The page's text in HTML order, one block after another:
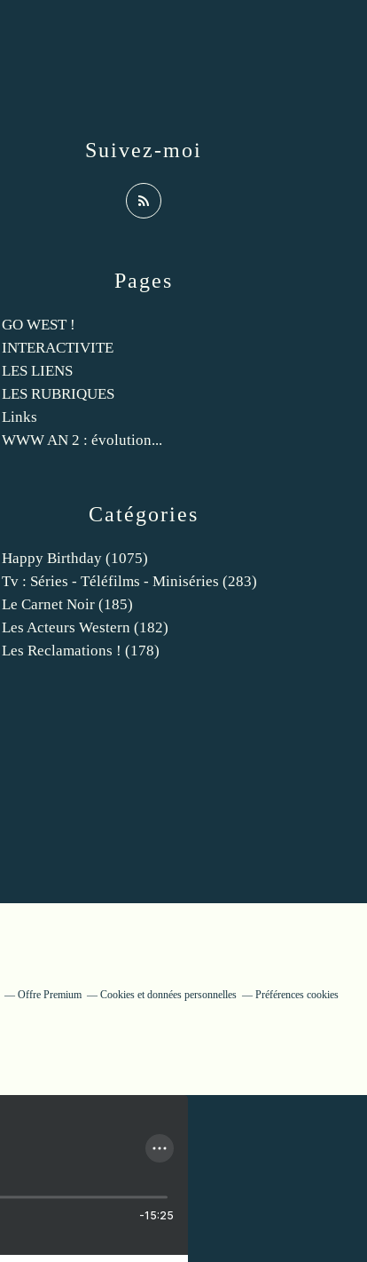
Catégories
Happy Birthday (1075)
Tv : Séries - Téléfilms - Miniséries (283)
Le Carnet Noir (185)
Les Acteurs Western (182)
Les Reclamations ! (178)
Pages
GO WEST !
INTERACTIVITE
LES LIENS
LES RUBRIQUES
Links
WWW AN 2 : évolution...
Suivez-moi
Offre Premium Cookies et données personnelles Préférences cookies
-15:25